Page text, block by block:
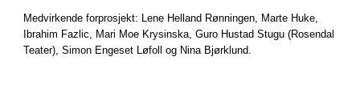
Medvirkende forprosjekt: Lene Helland Rønningen, Marte Huke,
Ibrahim Fazlic, Mari Moe Krysinska, Guro Hustad Stugu (Rosendal
Teater), Simon Engeset Løfoll og Nina Bjørklund.